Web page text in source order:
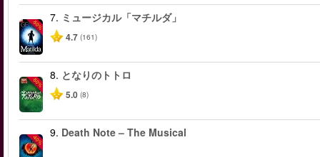
-50%
7. ミュージカル「マチルダ」
4.7 (161)
-50%
8. となりのトトロ
5.0 (8)
-40%
9. Death Note – The Musical